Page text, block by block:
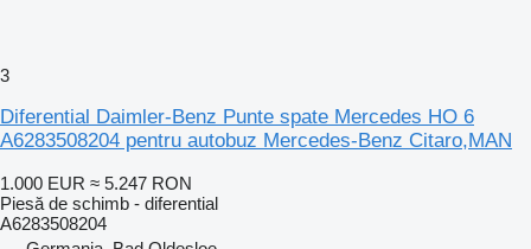
3
Diferential Daimler-Benz Punte spate Mercedes HO 6
A6283508204 pentru autobuz Mercedes-Benz Citaro,MAN
1.000 EUR ≈ 5.247 RON
Piesă de schimb - diferential
A6283508204